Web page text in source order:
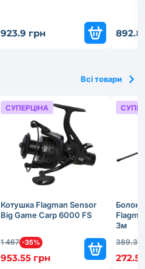
923.9 грн 892.8
Всі товари
Котушка Flagman Sensor
Big Game Carp 6000 FS
1 467 -35%
953.55 грн
СУПЕРЦІНА
3м
389.3